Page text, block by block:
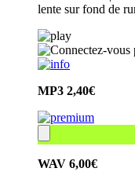
lente sur fond de
MP3 2,40€
WAV 6,00€